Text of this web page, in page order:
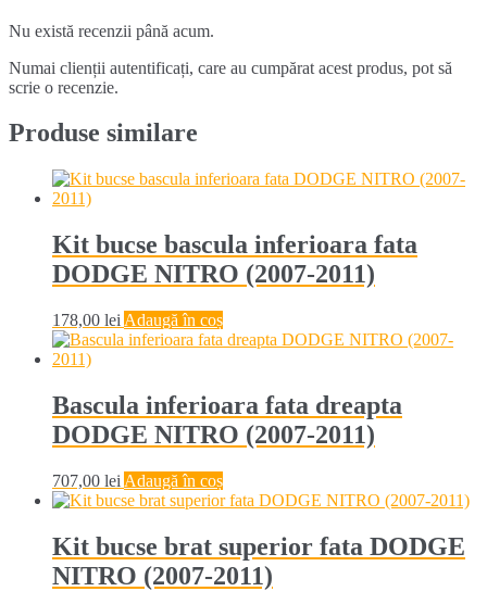
Nu există recenzii până acum.
Numai clienții autentificați, care au cumpărat acest produs, pot să
scrie o recenzie.
Produse similare
Kit bucse bascula inferioara fata
DODGE NITRO (2007-2011)
178,00 lei Adaugă în coș
Bascula inferioara fata dreapta
DODGE NITRO (2007-2011)
707,00 lei Adaugă în coș
Kit bucse brat superior fata DODGE
NITRO (2007-2011)